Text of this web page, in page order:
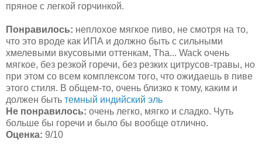
пряное с легкой горчинкой.
Понравилось: неплохое мягкое пиво, не смотря на то,
что это вроде как ИПА и должно быть с сильными
хмелевыми вкусовыми оттенкам, Tha... Wack очень
мягкое, без резкой горечи, без резких цитрусов-травы, но
при этом со всем комплексом того, что ожидаешь в пиве
этого стиля. В общем-то, очень близко к тому, каким и
должен быть темный индийский эль
Не понравилось: очень легко, мягко и сладко. Чуть
больше бы горечи и было бы вообще отлично.
Оценка: 9/10